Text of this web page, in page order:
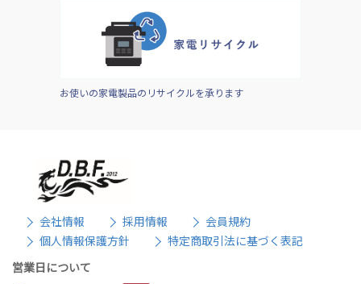
お使いの家電製品のリサイクルを承ります
会社情報 採用情報
会員規約
個人情報保護方針
特定商取引法に基づく表記
営業日について